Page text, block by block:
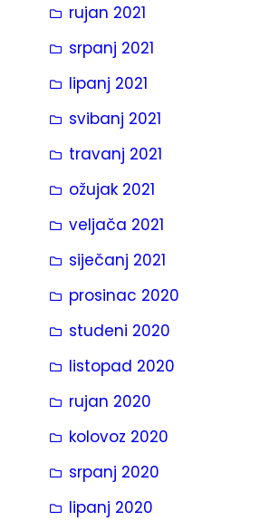
rujan 2021
srpanj 2021
lipanj 2021
svibanj 2021
travanj 2021
ožujak 2021
veljača 2021
siječanj 2021
prosinac 2020
studeni 2020
listopad 2020
rujan 2020
kolovoz 2020
srpanj 2020
lipanj 2020